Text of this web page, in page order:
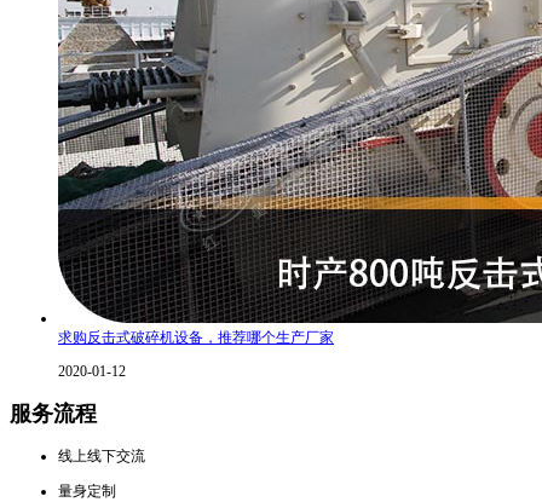
求购反击式破碎机设备，推荐哪个生产厂家
2020-01-12
服务流程
线上线下交流
量身定制